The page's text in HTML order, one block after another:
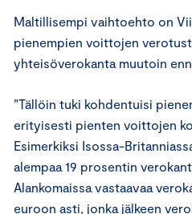
Maltillisempi vaihtoehto on
pienempien voittojen
yhteisöverokanta muutoin
”Tällöin tuki kohdentuisi
erityisesti pienten voittojen
Esimerkiksi Isossa-
alempaa 19 prosentin
Alankomaissa vastaavaa
euroon asti, jonka jälkeen